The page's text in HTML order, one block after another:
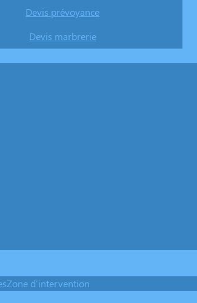
Devis prévoyance
Devis marbrerie
Zone d'intervention